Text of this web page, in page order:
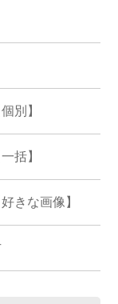
別】
括】
きな画像】